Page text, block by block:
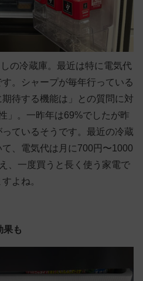
の冷蔵庫。最近は特に電気代
。シャープが毎年行っている
待する機能は」との質問に対
」。一昨年は69%でしたが昨
ているそうです。最近の冷蔵
、電気代は月に700円〜1000
、一度買うと長く使う家電で
よね。
果も